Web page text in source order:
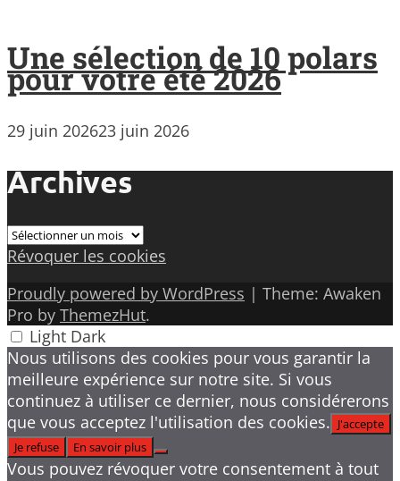
Une sélection de 10 polars
pour votre été 2026
29 juin 202623 juin 2026
Archives
Archives
Révoquer les cookies
Proudly powered by WordPress | Theme: Awaken
Pro by ThemezHut.
Light Dark
Nous utilisons des cookies pour vous garantir la
meilleure expérience sur notre site. Si vous
continuez à utiliser ce dernier, nous considérerons
que vous acceptez l'utilisation des cookies. J'accepte
Je refuse
En savoir plus
Vous pouvez révoquer votre consentement à tout